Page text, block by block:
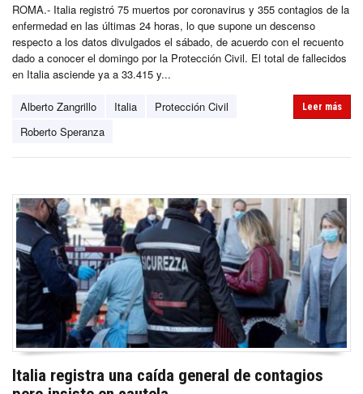
ROMA.- Italia registró 75 muertos por coronavirus y 355 contagios de la
enfermedad en las últimas 24 horas, lo que supone un descenso
respecto a los datos divulgados el sábado, de acuerdo con el recuento
dado a conocer el domingo por la Protección Civil. El total de fallecidos
en Italia asciende ya a 33.415 y...
Alberto Zangrillo Italia
Protección Civil
Roberto Speranza
Leer más
Italia registra una caída general de contagios